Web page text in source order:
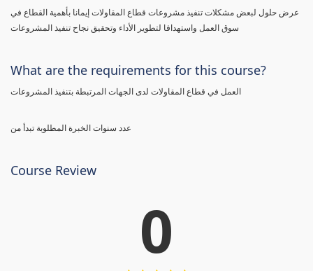
عرض حلول لبعض مشكلات تنفيذ مشروعات قطاع المقاولات إيمانا بأهمية القطاع في
سوق العمل واستهدافا لتطوير الأداء وتحقيق نجاح تنفيذ المشروعات
What are the requirements for this course?
عدد سنوات الخبرة المطلوبة تبدأ من
Course Review
0